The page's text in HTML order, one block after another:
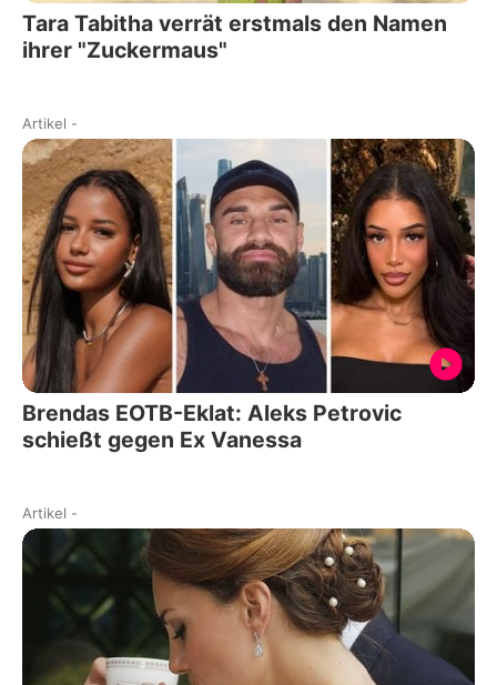
Tara Tabitha verrät erstmals den Namen
ihrer "Zuckermaus"
Artikel -
Brendas EOTB-Eklat: Aleks Petrovic
schießt gegen Ex Vanessa
Artikel -